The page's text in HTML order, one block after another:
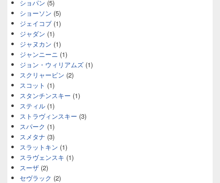
ショパン (5)
ショーソン (5)
ジェイコブ (1)
ジャダン (1)
ジャヌカン (1)
ジャンニーニ (1)
ジョン・ウィリアムズ (1)
スクリャービン (2)
スコット (1)
スタンチンスキー (1)
スティル (1)
ストラヴィンスキー (3)
スパーク (1)
スメタナ (3)
スラットキン (1)
スラヴェンスキ (1)
スーザ (2)
セヴラック (2)